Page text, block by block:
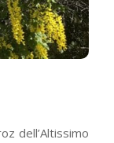
dell’Altissimo